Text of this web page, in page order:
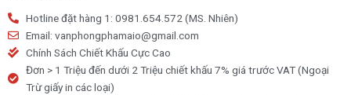
Hotline đặt hàng 1: 0981.654.572 (MS. Nhiên)
Email: vanphongphamaio@gmail.com
Chính Sách Chiết Khấu Cực Cao
Đơn > 1 Triệu đến dưới 2 Triệu chiết khấu 7% giá trước VAT (Ngoại
Trừ giấy in các loại)